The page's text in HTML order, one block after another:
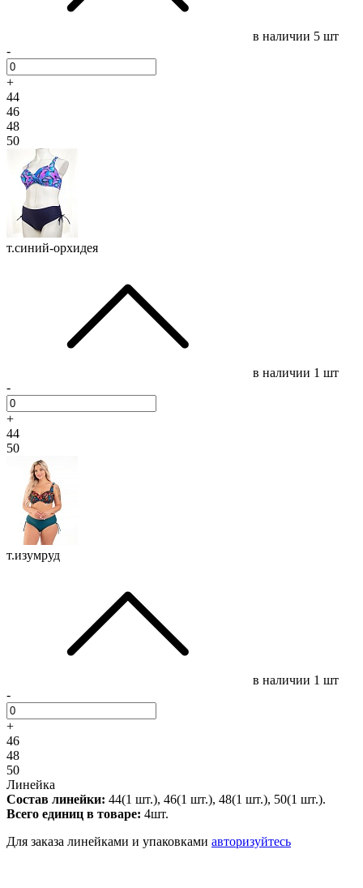
в наличии 5 шт
-
+
44
46
48
50
т.синий-орхидея
в наличии 1 шт
-
+
44
50
т.изумруд
в наличии 1 шт
-
+
46
48
50
Линейка
Состав линейки: 44(1 шт.), 46(1 шт.), 48(1 шт.), 50(1 шт.).
Всего единиц в товаре: 4шт.
Для заказа линейками и упаковками авторизуйтесь